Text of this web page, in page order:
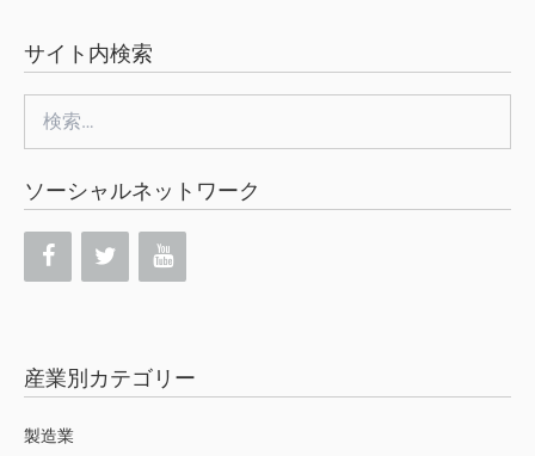
サイト内検索
索:
ソーシャルネットワーク
産業別カテゴリー
製造業